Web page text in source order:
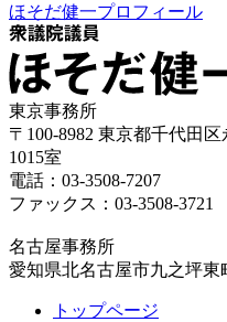
ほそだ健一プロフィール
東京事務所
〒100-8982 東京都千代田
1015室
電話：03-3508-7207
ファックス：03-3508-3721
名古屋事務所
愛知県北名古屋市九之坪東
トップページ